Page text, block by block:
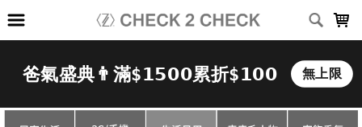
上架時間 銷售件數 銷售價格